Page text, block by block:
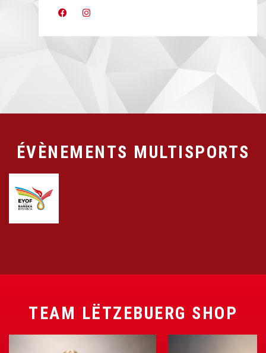
ÉVÈNEMENTS MULTISPORTS
TEAM LËTZEBUERG SHOP